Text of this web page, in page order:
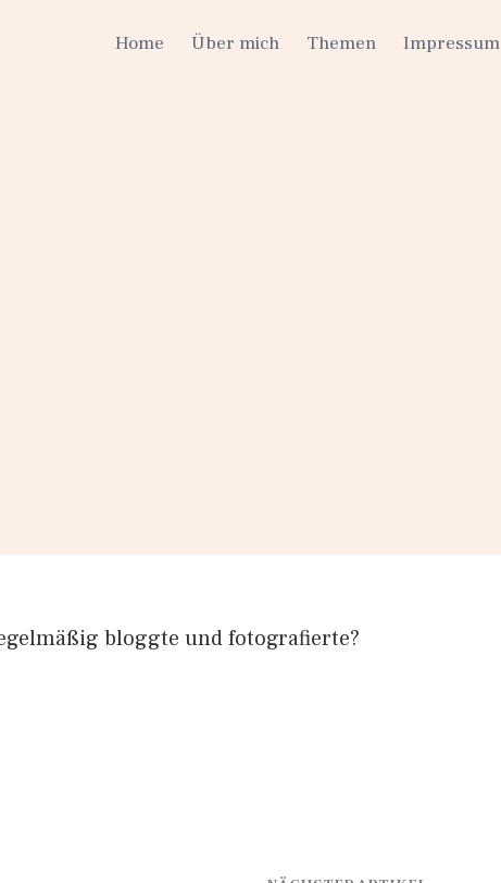
Home Über mich Themen Impressum
bloggte und fotografierte?